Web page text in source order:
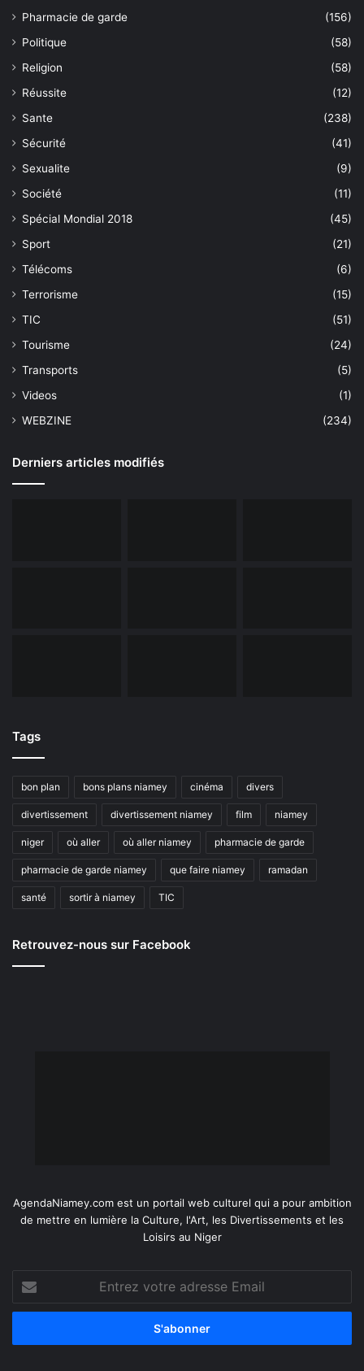
Pharmacie de garde
(156)
Politique
(58)
Religion
(58)
Réussite
(12)
Sante
(238)
Sécurité
(41)
Sexualite
(9)
Société
(11)
Spécial Mondial 2018
(45)
Sport
(21)
Télécoms
(6)
Terrorisme
(15)
TIC
(51)
Tourisme
(24)
Transports
(5)
Videos
(1)
WEBZINE
(234)
Derniers articles modifiés
Tags
bon plan bons plans niamey cinéma divers
divertissement divertissement niamey film niamey
niger où aller où aller niamey pharmacie de garde
pharmacie de garde niamey que faire niamey ramadan
santé sortir à niamey TIC
Retrouvez-nous sur Facebook
AgendaNiamey.com est un portail web culturel qui a pour ambition
de mettre en lumière la Culture, l'Art, les Divertissements et les
Loisirs au Niger
votre
adresse